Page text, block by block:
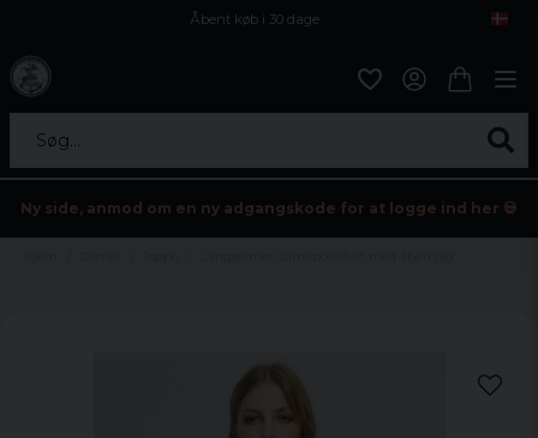
Åbent køb i 30 dage
Søg...
Ny side, anmod om en ny adgangskode for at logge ind her 💀